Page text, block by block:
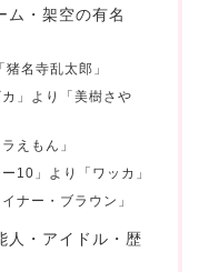
ム・架空の有名
名寺乱太郎」
」より「美樹さや
えもん」
10」より「ワッカ」
ナー・ブラウン」
人・アイドル・歴